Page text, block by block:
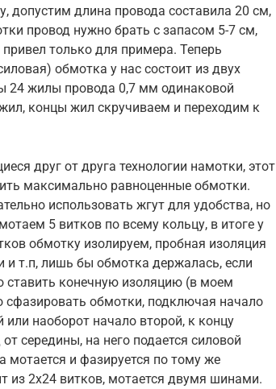
допустим длина провода составила 20 см,
провод нужно брать с запасом 5-7 см,
только для примера. Теперь
обмотка у нас состоит из двух
24 жилы провода 0,7 мм одинаковой
концы жил скручиваем и переходим к
друг от друга технологии намотки, этот
максимально равноценные обмотки.
использовать жгут для удобства, но
5 витков по всему кольцу, в итоге у
обмотку изолируем, пробная изоляция
т.п, лишь бы обмотка держалась, если
ставить конечную изоляцию (в моем
сфазировать обмотки, подключая начало
наоборот начало второй, к концу
середины, на него подается силовой
мотается и фазируется по тому же
из 2х24 витков, мотается двумя шинами.